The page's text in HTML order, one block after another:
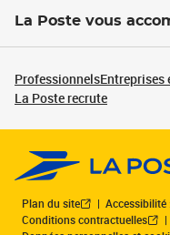
La Poste vous
ProfessionnelsEntreprises
La Poste recrute
Plan du site
Accessibilité
Conditions contractuelles